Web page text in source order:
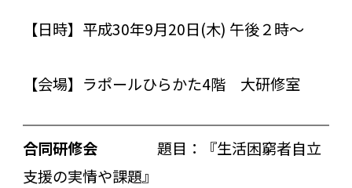
【日時】平成30年9月20日(木) 午後２時～
【会場】ラポールひらかた4階 大研修室
合同研修会 題目：『生活困窮者自立
支援の実情や課題』